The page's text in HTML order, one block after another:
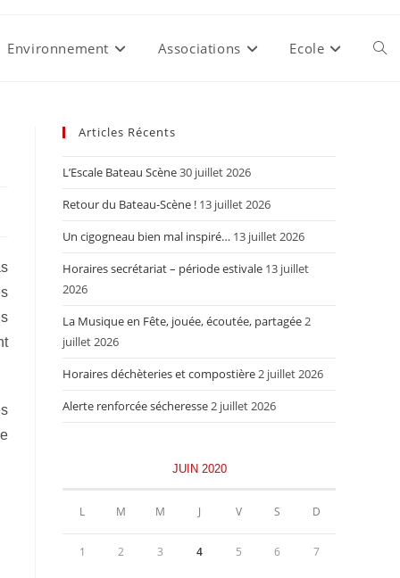
Environnement Associations Ecole
Articles Récents
L’Escale Bateau Scène30 juillet 2026
Retour du Bateau-Scène ! 13 juillet 2026
Un cigogneau bien mal inspiré… 13 juillet 2026
Horaires secrétariat – période estivale 13 juillet
2026
La Musique en Fête, jouée, écoutée, partagée2
juillet 2026
Horaires déchèteries et compostière2 juillet 2026
Alerte renforcée sécheresse2 juillet 2026
JUIN 2020
L M M J V S D
1 2 3 4 5 6 7